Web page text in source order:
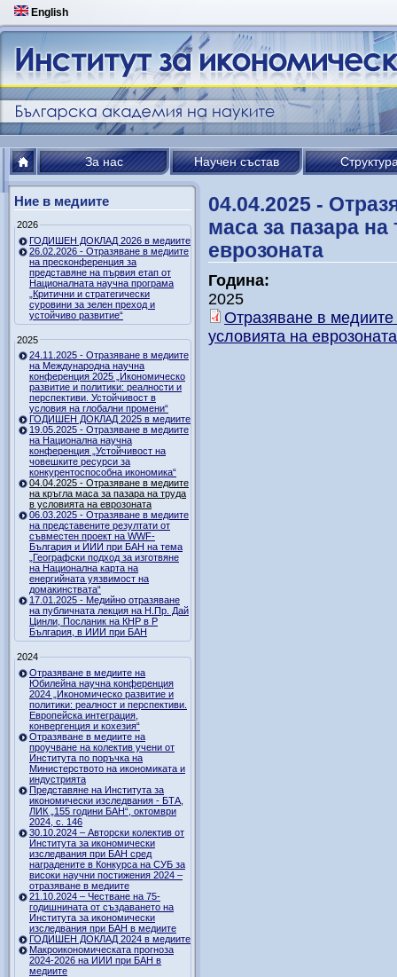
English
За нас Научен състав
Ние в медиите
2026
ГОДИШЕН ДОКЛАД 2026 в медиите
26.02.2026 - Отразяване в медиите
на пресконференция за
представяне на първия етап от
Националната научна програма
„Критични и стратегически
суровини за зелен преход и
устойчиво развитие“
2025
24.11.2025 - Отразяване в медиите
на Международна научна
конференция 2025 „Икономическо
развитие и политики: реалности и
перспективи. Устойчивост в
условия на глобални промени“
ГОДИШЕН ДОКЛАД 2025 в медиите
19.05.2025 - Отразяване в медиите
на Национална научна
конференция „Устойчивост на
човешките ресурси за
конкурентоспособна икономика“
04.04.2025 - Отразяване в медиите
на кръгла маса за пазара на труда
в условията на еврозоната
06.03.2025 - Отразяване в медиите
на представените резултати от
съвместен проект на WWF-
България и ИИИ при БАН на тема
„Географски подход за изготвяне
на Национална карта на
енергийната уязвимост на
домакинствата“
17.01.2025 - Медийно отразяване
на публичната лекция на Н.Пр. Дай
Цинли, Посланик на КНР в Р
България, в ИИИ при БАН
2024
Отразяване в медиите на
Юбилейна научна конференция
2024 „Икономическо развитие и
политики: реалност и перспективи.
Европейска интеграция,
конвергенция и кохезия“
Отразяване в медиите на
проучване на колектив учени от
Института по поръчка на
Министерството на икономиката и
индустрията
Представяне на Института за
икономически изследвания - БТА,
ЛИК „155 години БАН“, октомври
2024, с. 146
30.10.2024 – Авторски колектив от
Института за икономически
изследвания при БАН сред
наградените в Конкурса на СУБ за
високи научни постижения 2024 –
отразяване в медиите
21.10.2024 – Честване на 75-
годишнината от създаването на
Института за икономически
изследвания при БАН в медиите
ГОДИШЕН ДОКЛАД 2024 в медиите
Макроикономическата прогноза
2024-2026 на ИИИ при БАН в
медиите
04.04.2025 -
маса за пазара на
еврозоната
Година:
2025
Отразяване в
условията на еврозоната